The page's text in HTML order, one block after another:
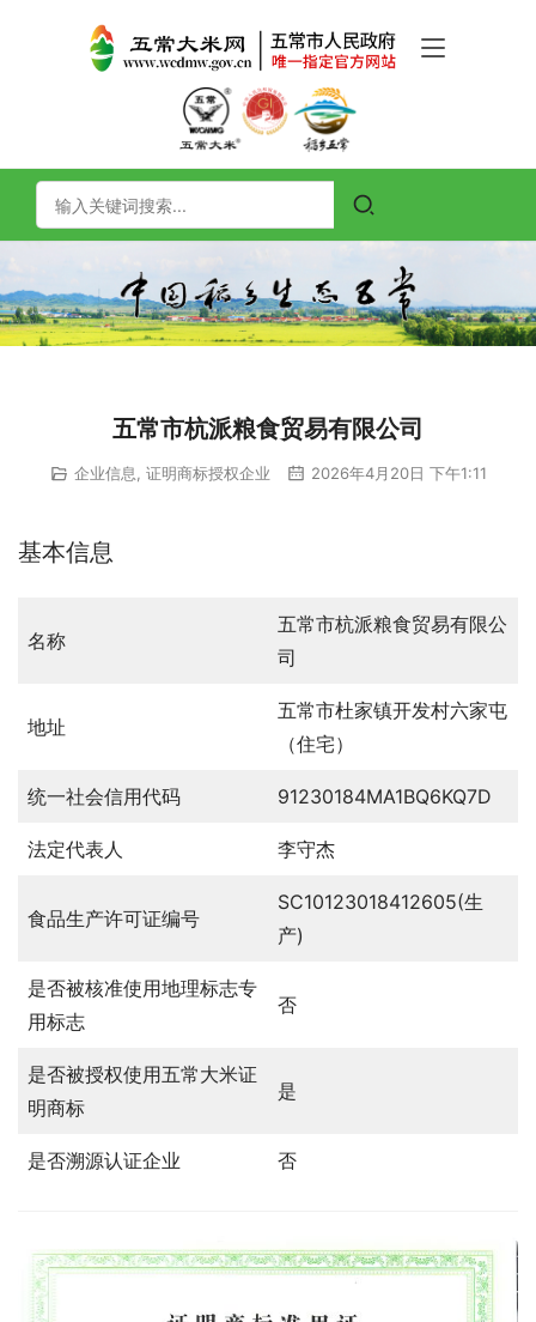
五常市杭派粮食贸易有限公司
企业信息 证明商标授权企业 2026年4月20日 下午1:11
基本信息
名称
五常市杭派粮食贸易有限公
司
地址
五常市杜家镇开发村六家屯
（住宅）
统一社会信用代码 91230184MA1BQ6KQ7D
法定代表人 李守杰
食品生产许可证编号
SC10123018412605(生
产)
是否被核准使用地理标志专
用标志
否
是否被授权使用五常大米证
明商标
是
是否溯源认证企业 否